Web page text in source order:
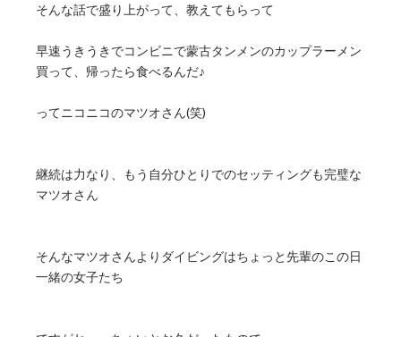
そんな話で盛り上がって、教えてもらって
早速うきうきでコンビニで蒙古タンメンのカップラーメン
買って、帰ったら食べるんだ♪
ってニコニコのマツオさん(笑)
継続は力なり、もう自分ひとりでのセッティングも完璧な
マツオさん
そんなマツオさんよりダイビングはちょっと先輩のこの日
一緒の女子たち